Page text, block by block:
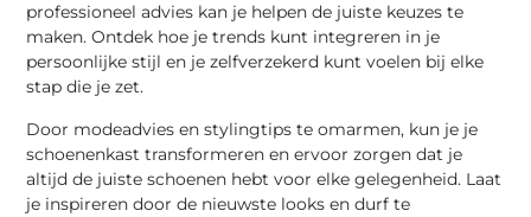
professioneel advies kan je helpen de juiste keuzes te
maken. Ontdek hoe je trends kunt integreren in je
persoonlijke stijl en je zelfverzekerd kunt voelen bij elke
stap die je zet.
Door modeadvies en stylingtips te omarmen, kun je je
schoenenkast transformeren en ervoor zorgen dat je
altijd de juiste schoenen hebt voor elke gelegenheid. Laat
je inspireren door de nieuwste looks en durf te